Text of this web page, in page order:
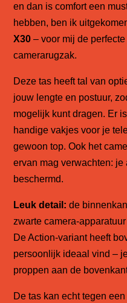
en dan is comfort een
hebben, ben ik
X30 – voor mij de
camerarugzak.
Deze tas heeft tal van
jouw lengte en postuur,
mogelijk kunt dragen. Er
handige vakjes voor je
gewoon top. Ook het
ervan mag verwachten: je
beschermd.
Leuk detail: de
zwarte camera-
De Action-variant heeft
persoonlijk ideaal vind –
proppen aan de
De tas kan echt tegen